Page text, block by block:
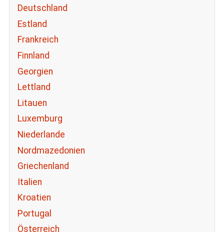
Deutschland
Estland
Frankreich
Finnland
Georgien
Lettland
Litauen
Luxemburg
Niederlande
Nordmazedonien
Griechenland
Italien
Kroatien
Portugal
Österreich